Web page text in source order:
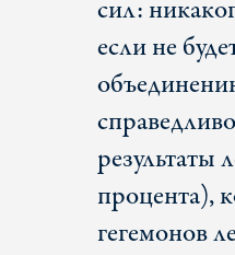
сил:
если не
процента),
гегемонов